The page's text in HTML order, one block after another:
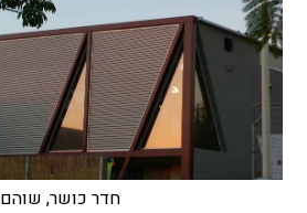
חדר כושר, שוהם